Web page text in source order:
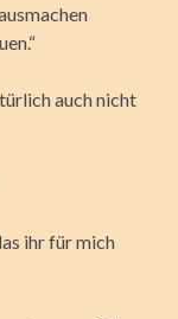
auch nicht
ihr für mich